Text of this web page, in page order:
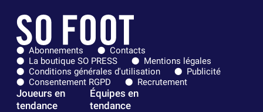
Abonnements
Contacts
La boutique SO PRESS
Mentions légales
Conditions générales d'utilisation
Publicité
Consentement RGPD
Recrutement
Joueurs en
tendance
Équipes en
tendance